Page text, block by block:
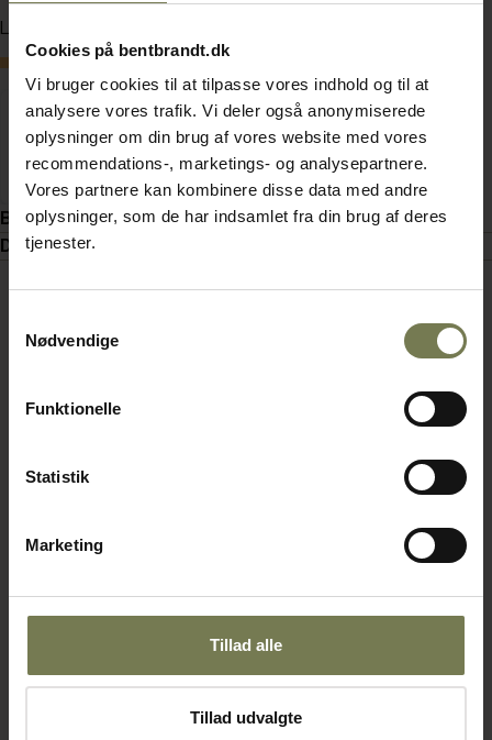
Cookies på bentbrandt.dk
Vi bruger cookies til at tilpasse vores indhold og til at
analysere vores trafik. Vi deler også anonymiserede
oplysninger om din brug af vores website med vores
recommendations-, marketings- og analysepartnere.
Vores partnere kan kombinere disse data med andre
oplysninger, som de har indsamlet fra din brug af deres
tjenester.
Nødvendige
Funktionelle
Statistik
Marketing
Tillad alle
Tillad udvalgte
Bestillingsvare
Beskrivelse
Dokumenter